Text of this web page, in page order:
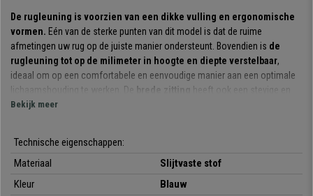
De rugleuning is voorzien van een dikke vulling en ergonomische
vormen. Eén van de sterke punten van dit model is dat de ruime
afmetingen uw rug op de juiste manier ondersteunt. Bovendien is de
rugleuning tot op de milimeter in hoogte en diepte verstelbaar,
ideaal om op een comfortabele en eenvoudige manier aan een optimale
lichaamshouding te werken. De brede zitting
heeft ook een stevige en
comfortabele vulling.
een systeem waarbij de rugleuning naar achteren kan worden bewogen
terwijl u een vaste hoek ten opzichte van de zitting aanhoudt. Het
bewegingsvrijheid.
Bekijk meer
Technische eigenschappen:
Materiaal
Slijtvaste stof
Kleur
Blauw